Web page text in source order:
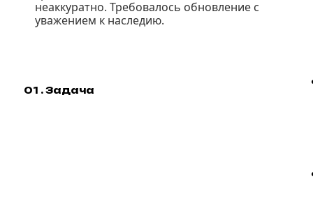
неаккуратно. Требовалось обновление с
уважением к наследию.
01 . Задача